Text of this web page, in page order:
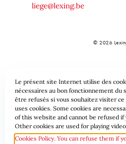
liege@lexing.be
© 2026
Sitemap Standard provisions
Le présent site Internet utilise des
nécessaires au bon fonctionnement
être refusés si vous souhaitez visiter
uses cookies. Some cookies are
of this website and cannot be refused
Other cookies are used for playing
Cookies Policy. You can refuse them if